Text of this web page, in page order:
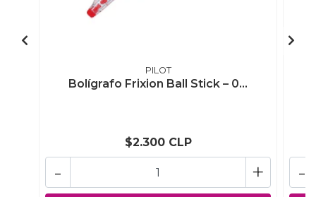
PILOT
Bolígrafo Frixion Ball Stick – 0...
$2.300 CLP
+
- -